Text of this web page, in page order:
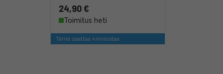
24,90 €
Toimitus heti
Tämä saattaa kiinnostaa